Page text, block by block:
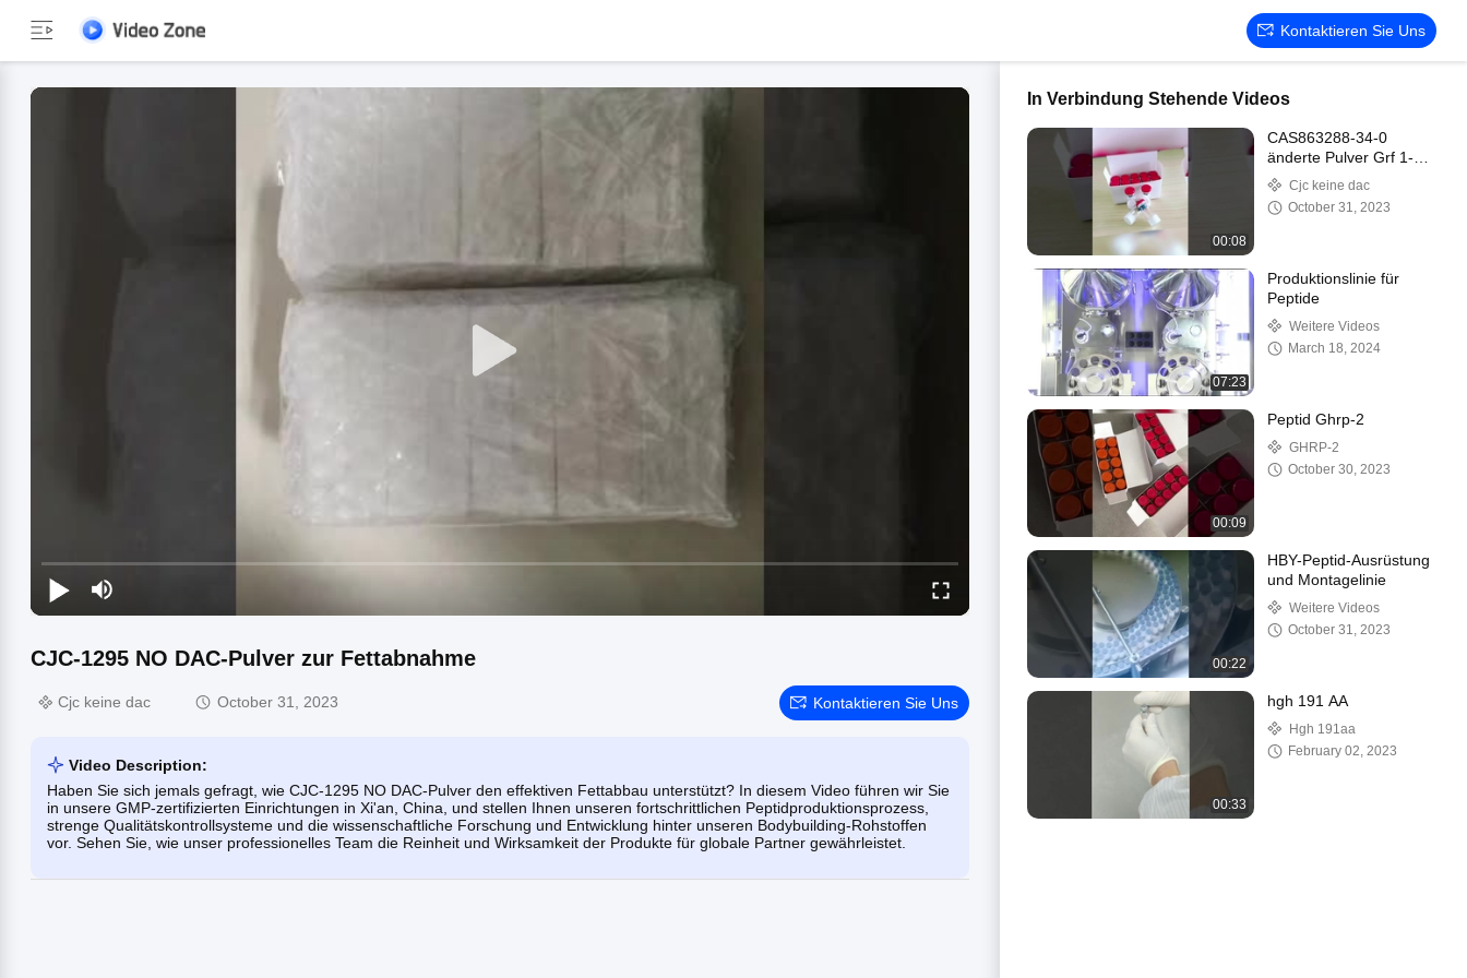
Kontaktieren Sie Uns
CJC-1295 NO DAC-Pulver zur Fettabnahme
Cjc keine dac October 31, 2023 Kontaktieren Sie Uns
Video Description:
Haben Sie sich jemals gefragt, wie CJC-1295 NO DAC-Pulver den effektiven Fettabbau unterstützt? In diesem Video führen wir Sie
in unsere GMP-zertifizierten Einrichtungen in Xi'an, China, und stellen Ihnen unseren fortschrittlichen Peptidproduktionsprozess,
strenge Qualitätskontrollsysteme und die wissenschaftliche Forschung und Entwicklung hinter unseren Bodybuilding-Rohstoffen
vor. Sehen Sie, wie unser professionelles Team die Reinheit und Wirksamkeit der Produkte für globale Partner gewährleistet.
In Verbindung Stehende Videos
00:08
CAS863288-34-0
änderte Pulver Grf 1-29
(CJC-1295 KEIN DAC)
für Muskel-Gebäude
Cjc keine dac
October 31, 2023
07:23
Produktionslinie für
Peptide
Weitere Videos
March 18, 2024
00:09
Peptid Ghrp-2
GHRP-2
October 30, 2023
00:22
HBY-Peptid-Ausrüstung
und Montagelinie
Weitere Videos
October 31, 2023
00:33
hgh 191 AA
Hgh 191aa
February 02, 2023